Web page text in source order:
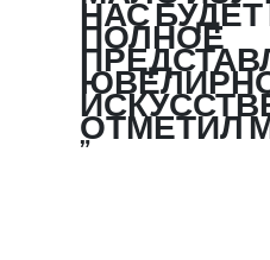
НАС
ПОЛНОЕ
ОТМЕТИЛ